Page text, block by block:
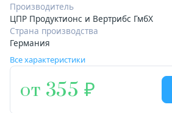
Производитель
ЦПР Продуктионс и Вертрибс ГмбХ
Страна производства
Германия
Все характеристики
от 355